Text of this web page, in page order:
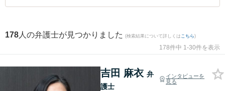
178 人の弁護士が見つかりました (検索結果について詳しくは こちら)
178件中 1-30件を表示
吉田 麻衣 弁
護士
インタビューを
見る